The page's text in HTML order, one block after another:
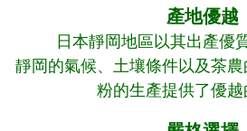
產地優越
日本靜岡地區以其出產優
靜岡的氣候、土壤條件以及茶
粉的生產提供了優越